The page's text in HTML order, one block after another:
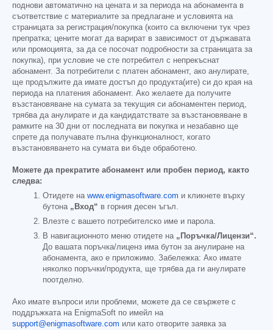
поднови автоматично на цената и за периода на абонамента в
съответствие с материалите за предлагане и условията на
страницата за регистрация/покупка (които са включени тук чрез
препратка; цените могат да варират в зависимост от държавата
или промоцията, за да се посочат подробности за страницата за
покупка), при условие че сте потребител с непрекъснат
абонамент. За потребители с платен абонамент, ако анулирате,
ще продължите да имате достъп до продукта(ите) си до края на
периода на платения абонамент. Ако желаете да получите
възстановяване на сумата за текущия си абонаментен период,
трябва да анулирате и да кандидатствате за възстановяване в
рамките на 30 дни от последната ви покупка и незабавно ще
спрете да получавате пълна функционалност, когато
възстановяването на сумата ви бъде обработено.
Можете да прекратите абонамент или пробен период, както
следва:
Отидете на www.enigmasoftware.com и кликнете върху
бутона „Вход“ в горния десен ъгъл.
Влезте с вашето потребителско име и парола.
В навигационното меню отидете на „Поръчка/Лицензи“.
До вашата поръчка/лиценз има бутон за анулиране на
абонамента, ако е приложимо. Забележка: Ако имате
няколко поръчки/продукта, ще трябва да ги анулирате
поотделно.
Ако имате въпроси или проблеми, можете да се свържете с
поддръжката на EnigmaSoft по имейл на
support@enigmasoftware.com или като отворите заявка за